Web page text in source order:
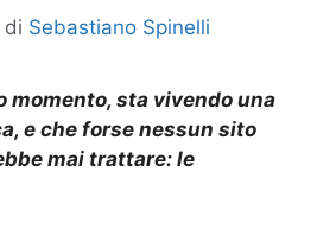
di Sebastiano Spinelli
momento, sta vivendo una
e che forse nessun sito
mai trattare: le